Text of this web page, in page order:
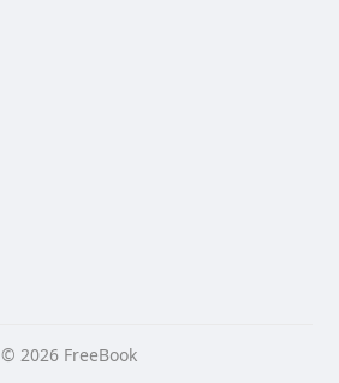
© 2026 FreeBook